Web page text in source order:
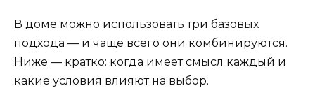
В доме можно использовать три базовых
подхода — и чаще всего они комбинируются.
Ниже — кратко: когда имеет смысл каждый и
какие условия влияют на выбор.